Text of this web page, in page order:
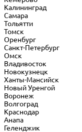
Калининград
Самара
Тольятти
Томск
Оренбург
Санкт-Петербург
Омск
Владивосток
Новокузнецк
Ханты-Мансийск
Новый Уренгой
Воронеж
Волгоград
Краснодар
Анапа
Геленджик